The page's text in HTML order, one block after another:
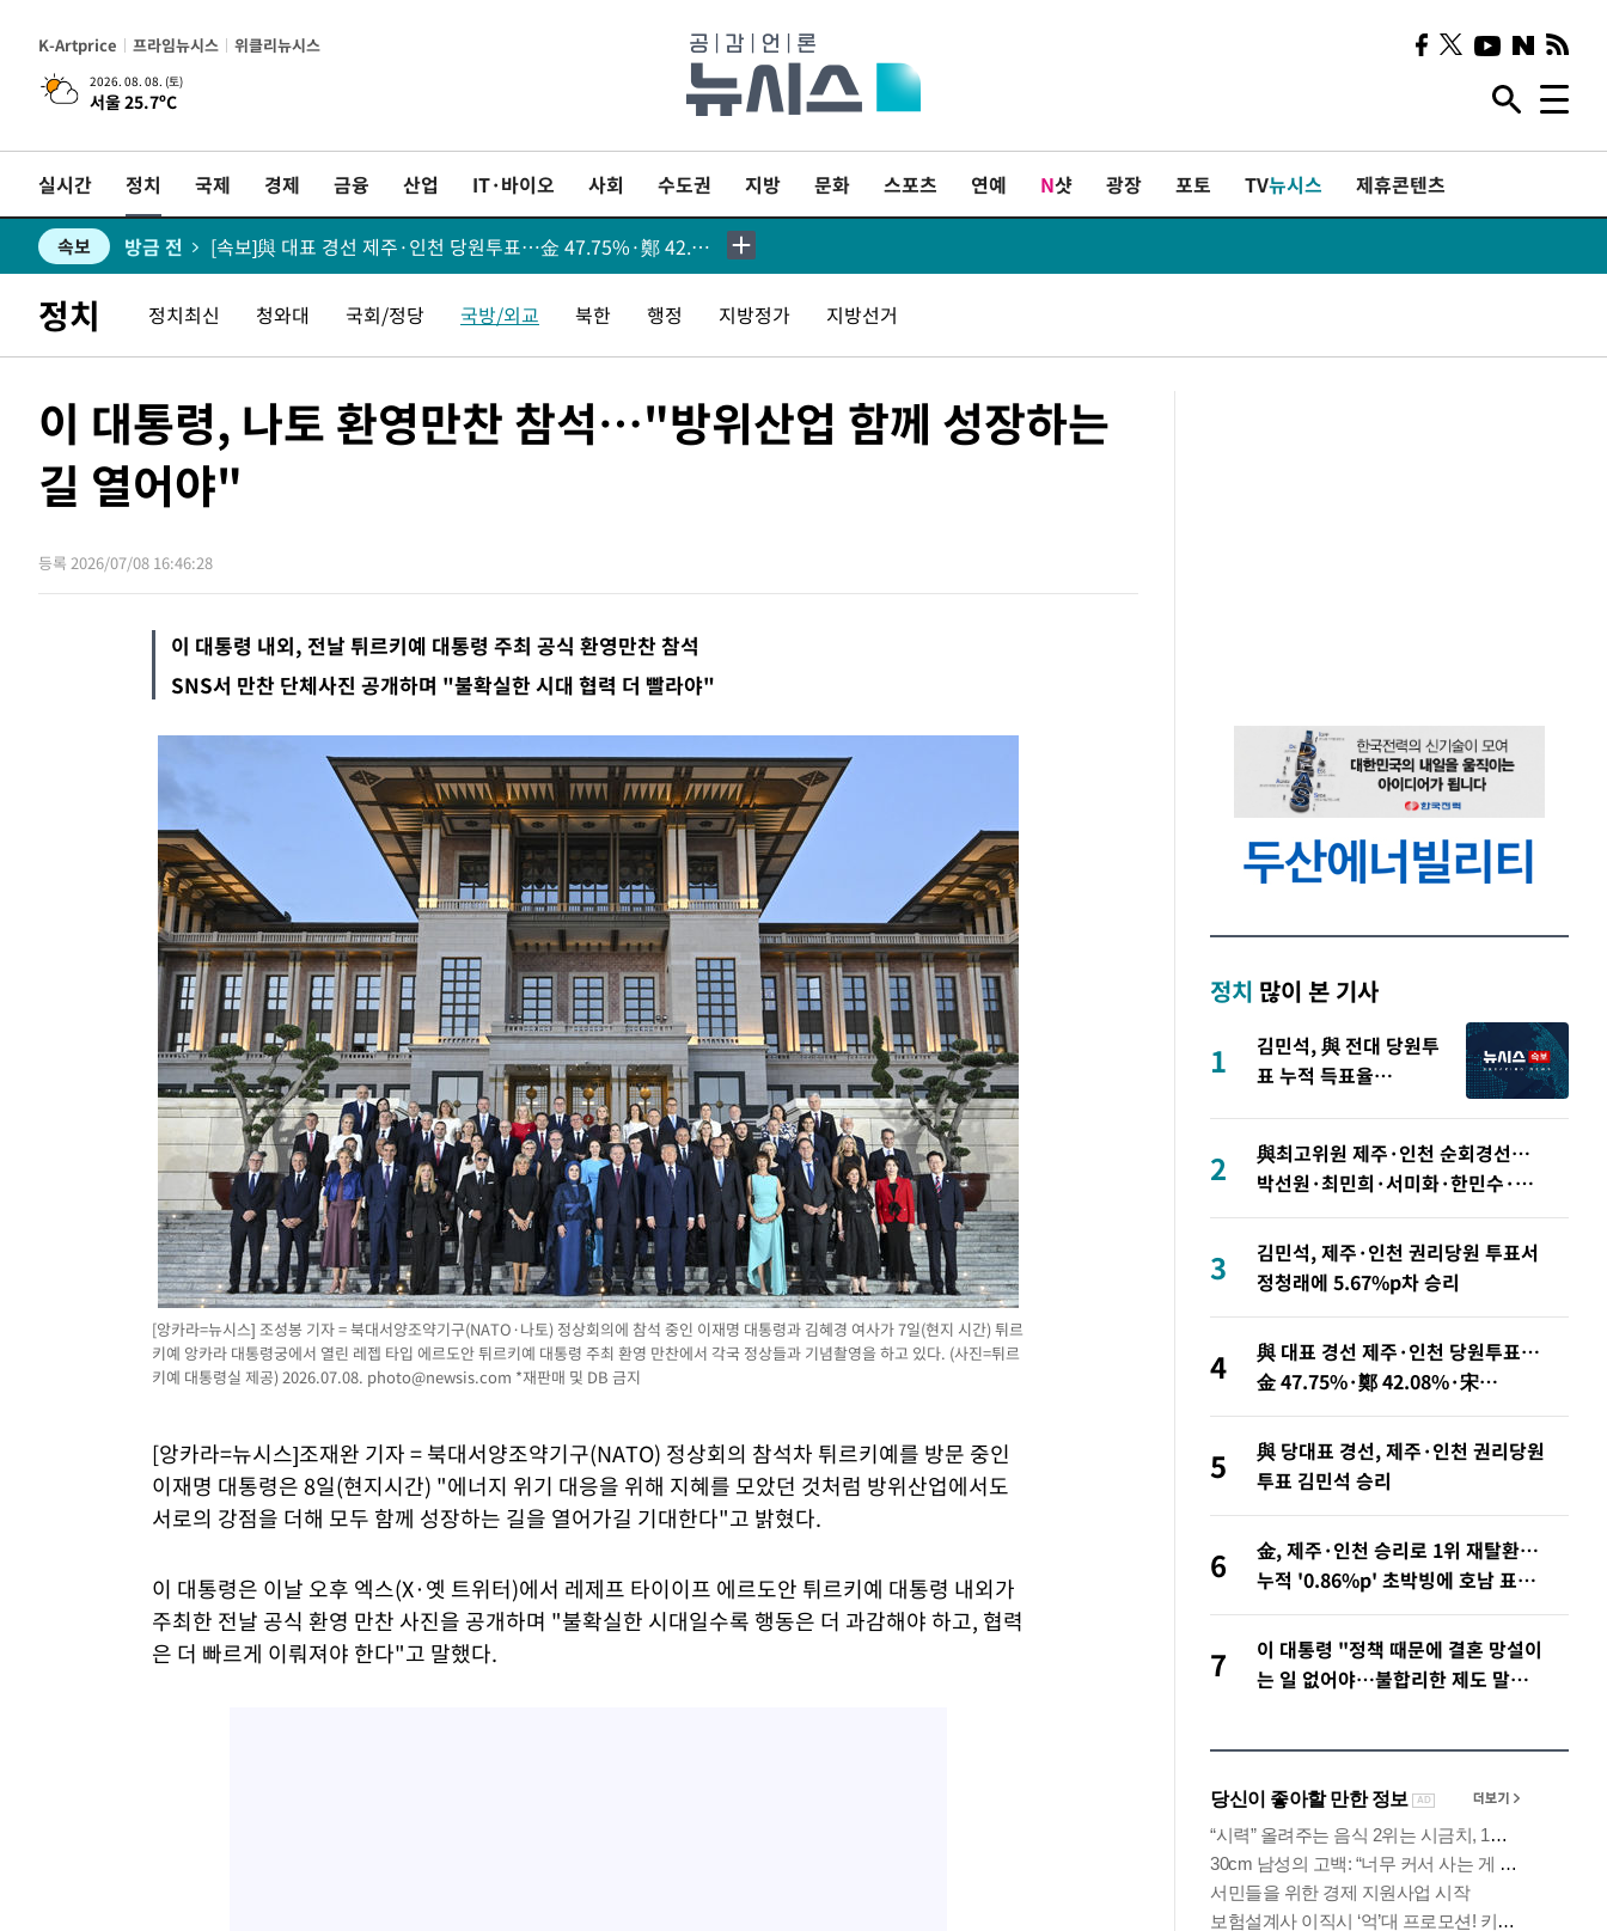
K-Artprice 프라임뉴시스 위클리뉴시스
2026. 08. 08. (토)
서울 25.7ºC
실시간 정치 국제 경제 금융 산업 IT·바이오 사회 수도권 지방 문화 스포츠 연예 N샷 광장 포토 TV뉴시스 제휴콘텐츠
속보 방금 전 [속보]與최고위원 제주·인천 순회경선…박선원·최민희·서미화·한민수·김용 순
속보 방금 전 [속보]與 대표 경선 제주·인천 당원투표…金 47.75%·鄭 42.08%·宋 10.17%
속보 방금 전 이강인 "아틀레티코 이적 기뻐…등번호 7번 의미보단 팀 위해 뛸 것"
속보 방금 전 [속보]與 당대표 경선, 제주·인천 권리당원 투표 김민석 승리
속보 방금 전 낮 최고 35도 '무더위'…동해안 시간당 30㎜ '강한 비'[내일날씨]
속보 방금 전 [속보]이강인 "감독님이 원하는 마음 느꼈고, 많은 트로피 원해 아틀레티코 이적"
속보 방금 전 수도권 40도 육박 '펄펄'…동해안 일부 지역엔 호의주의보
속보 32분 전
1시간 전 백운산서 80년근 천종산삼 9뿌리 발견…감정가 1.3억원
2시간 전 선재도서 해루질 나섰다 실종 60대, 닷새 만에 숨진 채 발견
2시간 전 남자 농구, 나고야 아시안게임서 '홈팀' 일본과 한일전
여수 오동도 해상서 모터보트 전복…1명 사망·1명 실종
4시간 전 극한폭염 한풀 꺾이지만…'낮 최고 35도' 무더위, 열대야 계속[다음주 날씨]
4시간 전 축구협회 "압수수색·성접대 논란 사과…쇄신의 기회로 삼겠다"
5시간 전 [속보]'압수수색·성접대 논란' 축구협회 "실망과 걱정 안겨드려 죄송"
8시간 전 '최고 37도' 폭염 지속…강원동해안 최대 150㎜ 비
10시간 전 [속보]뉴욕증시 상승 마감…S&P 0.6% 나스닥 1.3%↑
정치 정치최신 청와대 국회/정당 국방/외교 북한 행정 지방정가 지방선거
이 대통령, 나토 환영만찬 참석…"방위산업 함께 성장하는
길 열어야"
등록 2026/07/08 16:46:28
이 대통령 내외, 전날 튀르키예 대통령 주최 공식 환영만찬 참석
SNS서 만찬 단체사진 공개하며 "불확실한 시대 협력 더 빨라야"
[앙카라=뉴시스] 조성봉 기자 = 북대서양조약기구(NATO·나토) 정상회의에 참석 중인 이재명 대통령과 김혜경 여사가 7일(현지 시간) 튀르
키예 앙카라 대통령궁에서 열린 레젭 타입 에르도안 튀르키예 대통령 주최 환영 만찬에서 각국 정상들과 기념촬영을 하고 있다. (사진=튀르
키예 대통령실 제공) 2026.07.08. photo@newsis.com *재판매 및 DB 금지
[앙카라=뉴시스]조재완 기자 = 북대서양조약기구(NATO) 정상회의 참석차 튀르키예를 방문 중인
이재명 대통령은 8일(현지시간) "에너지 위기 대응을 위해 지혜를 모았던 것처럼 방위산업에서도
서로의 강점을 더해 모두 함께 성장하는 길을 열어가길 기대한다"고 밝혔다.
이 대통령은 이날 오후 엑스(X·옛 트위터)에서 레제프 타이이프 에르도안 튀르키예 대통령 내외가
주최한 전날 공식 환영 만찬 사진을 공개하며 "불확실한 시대일수록 행동은 더 과감해야 하고, 협력
은 더 빠르게 이뤄져야 한다"고 말했다.
정치 많이 본 기사
1
김민석, 與 전대 당원투
표 누적 득표율
2
與최고위원 제주·인천 순회경선…
박선원·최민희·서미화·한민수·김
용 순
3
김민석, 제주·인천 권리당원 투표서
정청래에 5.67%p차 승리
4
與 대표 경선 제주·인천 당원투표…
金 47.75%·鄭 42.08%·宋
10.17%
5
與 당대표 경선, 제주·인천 권리당원
투표 김민석 승리
6
金, 제주·인천 승리로 1위 재탈환…
누적 '0.86%p' 초박빙에 호남 표심
주목
7
이 대통령 "정책 때문에 결혼 망설이
는 일 없어야…불합리한 제도 말해